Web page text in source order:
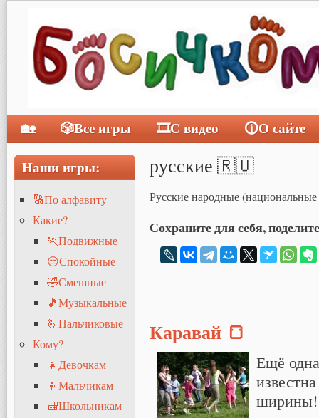
русские 🇷🇺
Русские народные
Сохраните для себя,
Каравай 🍞
Ещё
ширины!
Главное меню
🏡 🎲Все игры 🎞С видео
🛈О сайте
Наши игры:
🔠По алфавиту
Какие?
🏃Подвижные
😑Спокойные
🤣Смешные
🎵Музыкальные
🫰Пальчиковые
Кому?
👧Девочкам
👦Мальчикам
🎒Школьникам